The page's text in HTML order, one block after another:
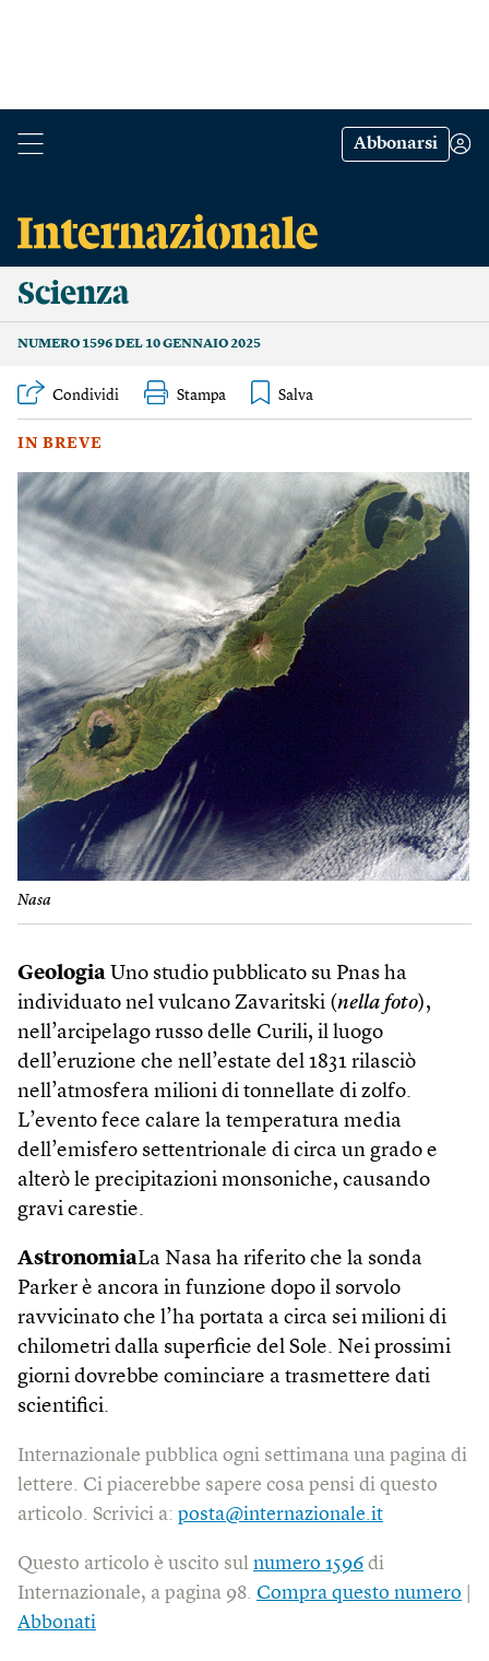
Abbonarsi
Scienza
NUMERO 1596 DEL 10 GENNAIO 2025
Condividi Stampa
IN BREVE
Nasa
Geologia Uno studio pubblicato su Pnas ha
individuato nel vulcano Zavaritski (nella foto),
nell’arcipelago russo delle Curili, il luogo
dell’eruzione che nell’estate del 1831 rilasciò
nell’atmosfera milioni di tonnellate di zolfo.
L’evento fece calare la temperatura media
dell’emisfero settentrionale di circa un grado e
alterò le precipitazioni monsoniche, causando
gravi carestie.
AstronomiaLa Nasa ha riferito che la sonda
Parker è ancora in funzione dopo il sorvolo
ravvicinato che l’ha portata a circa sei milioni di
chilometri dalla superficie del Sole. Nei prossimi
giorni dovrebbe cominciare a trasmettere dati
scientifici.
Internazionale pubblica ogni settimana una pagina di
lettere. Ci piacerebbe sapere cosa pensi di questo
articolo. Scrivici a: posta@internazionale.it
Questo articolo è uscito sul numero 1596 di
Internazionale, a pagina 98. Compra questo numero
Abbonati